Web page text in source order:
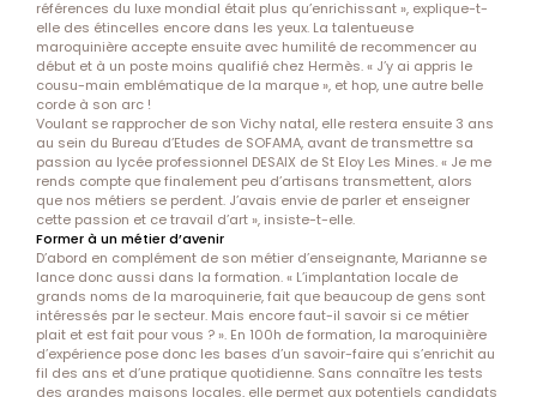
références du luxe mondial était plus qu’enrichissant », explique-t-
elle des étincelles encore dans les yeux. La talentueuse
maroquinière accepte ensuite avec humilité de recommencer au
début et à un poste moins qualifié chez Hermès. « J’y ai appris le
cousu-main emblématique de la marque », et hop, une autre belle
corde à son arc !
Voulant se rapprocher de son Vichy natal, elle restera ensuite 3 ans
au sein du Bureau d’Etudes de SOFAMA, avant de transmettre sa
passion au lycée professionnel DESAIX de St Eloy Les Mines. « Je me
rends compte que finalement peu d’artisans transmettent, alors
que nos métiers se perdent. J’avais envie de parler et enseigner
cette passion et ce travail d’art », insiste-t-elle.
Former à un métier d’avenir
D’abord en complément de son métier d’enseignante, Marianne se
lance donc aussi dans la formation. « L’implantation locale de
grands noms de la maroquinerie, fait que beaucoup de gens sont
intéressés par le secteur. Mais encore faut-il savoir si ce métier
plait et est fait pour vous ? ». En 100h de formation, la maroquinière
d’expérience pose donc les bases d’un savoir-faire qui s’enrichit au
fil des ans et d’une pratique quotidienne. Sans connaître les tests
des grandes maisons locales, elle permet aux potentiels candidats